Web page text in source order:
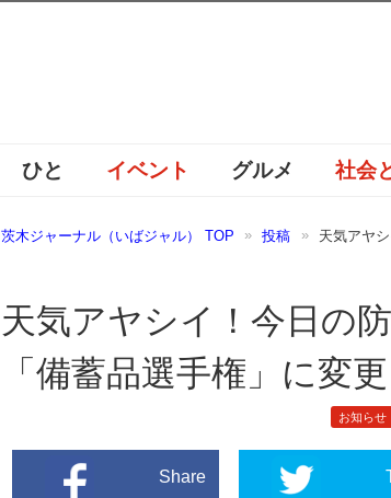
ひと イベント グルメ 社会
茨木ジャーナル（いばジャル） TOP 投稿 天気アヤ
天気アヤシイ！今日の
「備蓄品選手権」に変更
お知らせ
Share